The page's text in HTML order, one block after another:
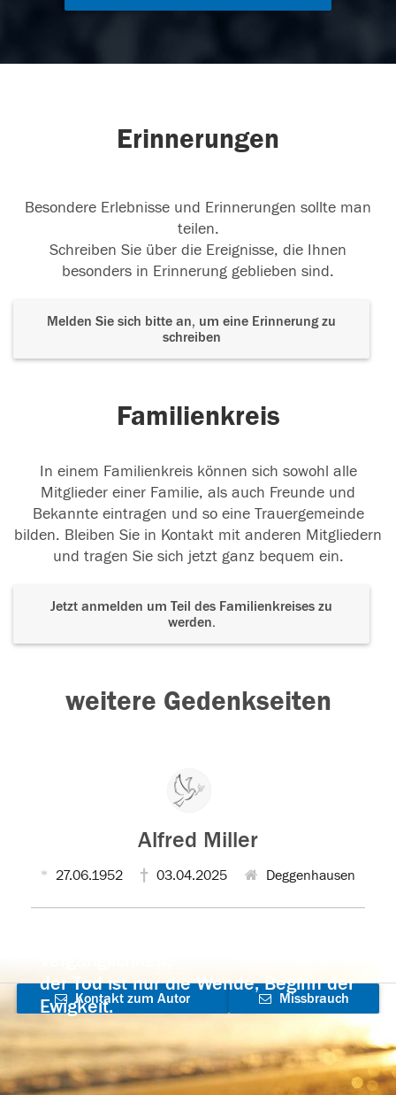
Erinnerungen
Besondere Erlebnisse und Erinnerungen sollte man
teilen.
Schreiben Sie über die Ereignisse, die Ihnen
besonders in Erinnerung geblieben sind.
Melden Sie sich bitte an, um eine Erinnerung zu
schreiben
Familienkreis
In einem Familienkreis können sich sowohl alle
Mitglieder einer Familie, als auch Freunde und
Bekannte eintragen und so eine Trauergemeinde
bilden. Bleiben Sie in Kontakt mit anderen Mitgliedern
und tragen Sie sich jetzt ganz bequem ein.
Jetzt anmelden um Teil des Familienkreises zu
werden.
weitere Gedenkseiten
Alfred Miller
27.06.1952 03.04.2025 Deggenhausen
der Tod ist nur die Wende, Beginn der
Ewigkeit.
Kontakt zum Autor
aufnehmen
Missbrauch